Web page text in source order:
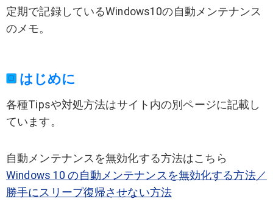
定期で記録しているWindows10の自動メンテナンス
のメモ。
はじめに
各種Tipsや対処方法はサイト内の別ページに記載し
ています。
自動メンテナンスを無効化する方法はこちら
Windows 10 の自動メンテナンスを無効化する方法／
勝手にスリープ復帰させない方法